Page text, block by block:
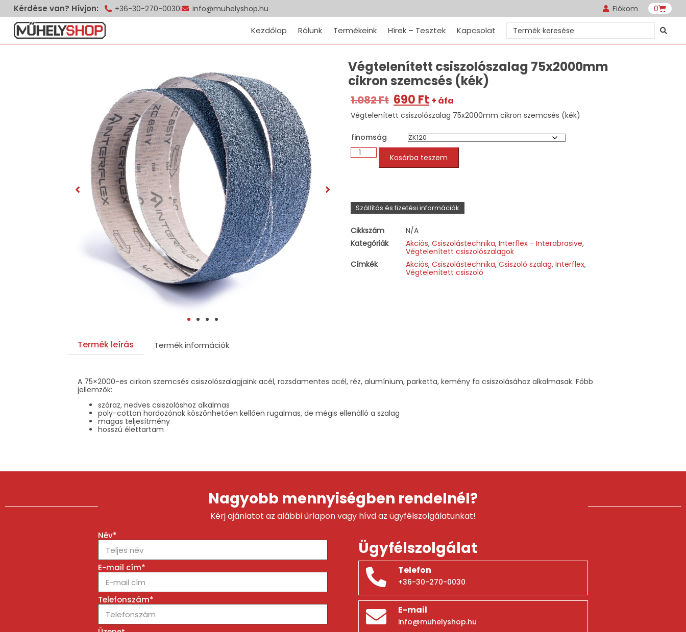
Kérdése van? Hívjon: +36-30-270-0030 info@muhelyshop.hu Fiókom 0
Kezdőlap Rólunk Termékeink Hírek – Tesztek Kapcsolat
Végtelenített csiszolószalag 75x2000mm
cikron szemcsés (kék)
1.082Ft 690 Ft + áfa
Végtelenített csiszolószalag 75x2000mm cikron szemcsés (kék)
finomság
Kosárba teszem
Szállítás és fizetési információk
Cikkszám
N/A
Kategóriák
Akciós, Csiszolástechnika, Interflex - Interabrasive,
Végtelenített csiszolószalagok
Címkék
Akciós, Csiszolástechnika, Csiszoló szalag, Interflex,
Végtelenített csiszoló
Termék leírás Termék információk
A 75×2000-es cirkon szemcsés csiszolószalagjaink acél, rozsdamentes acél, réz, alumínium, parketta, kemény fa csiszolásához alkalmasak. Főbb
jellemzők:
száraz, nedves csiszoláshoz alkalmas
poly-cotton hordozónak köszönhetően kellően rugalmas, de mégis ellenálló a szalag
magas teljesítmény
hosszú élettartam
Nagyobb mennyiségben rendelnél?
Kérj ajánlatot az alábbi űrlapon vagy hívd az ügyfélszolgálatunkat!
Név*
E-mail cím*
Telefonszám*
Ügyfélszolgálat
Telefon
+36-30-270-0030
E-mail
info@muhelyshop.hu